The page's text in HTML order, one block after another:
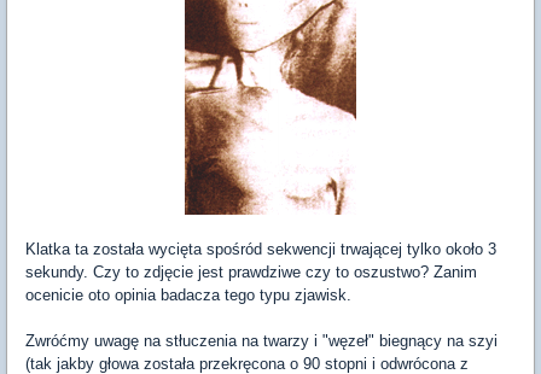
Klatka ta została wycięta spośród sekwencji trwającej tylko około 3
sekundy. Czy to zdjęcie jest prawdziwe czy to oszustwo? Zanim
ocenicie oto opinia badacza tego typu zjawisk.
Zwróćmy uwagę na stłuczenia na twarzy i "węzeł" biegnący na szyi
(tak jakby głowa została przekręcona o 90 stopni i odwrócona z